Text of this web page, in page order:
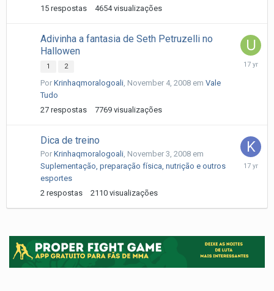
15 respostas 4654 visualizações
Adivinha a fantasia de Seth Petruzelli no
Hallowen
1 2
Por Krinhaqmoralogoali November 4, 2008 em Vale
Tudo
27 respostas 7769 visualizações
Dica de treino
Por Krinhaqmoralogoali November 3, 2008 em
Suplementação, preparação física, nutrição e outros
esportes
2 respostas 2110 visualizações